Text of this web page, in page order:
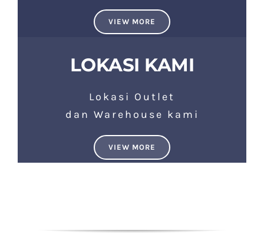
VIEW MORE
LOKASI KAMI
Lokasi Outlet
dan Warehouse kami
VIEW MORE